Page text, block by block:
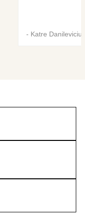
- Katre Danilevicius